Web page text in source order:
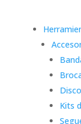
Kits